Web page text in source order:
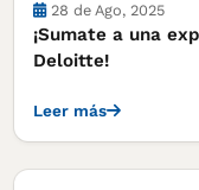
28 de Ago, 2025
¡Sumate a una
Deloitte!
Leer más